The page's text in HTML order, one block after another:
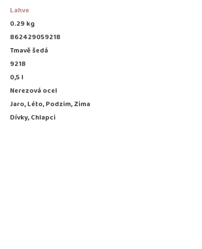
Lahve
0.29 kg
862429059218
Tmavě šedá
9218
0,5 l
Nerezová ocel
Jaro, Léto, Podzim, Zima
Dívky, Chlapci